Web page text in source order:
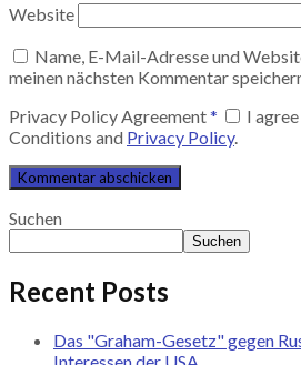
Website
Name, E-Mail-Adresse und
meinen nächsten Kommentar
Privacy Policy Agreement*
I
Conditions and Privacy Policy.
Suchen
Suchen
Recent Posts
Das "Graham-Gesetz" gegen